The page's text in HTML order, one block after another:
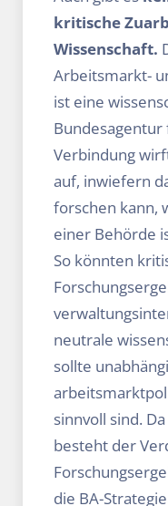
kritische
Wissenschaft.
Arbeitsmarkt-
ist eine
Bundesagentur
Verbindung
auf, inwiefern
forschen kann,
einer Behörde
So könnten
neutrale
sollte
sinnvoll sind.
besteht der
die BA-